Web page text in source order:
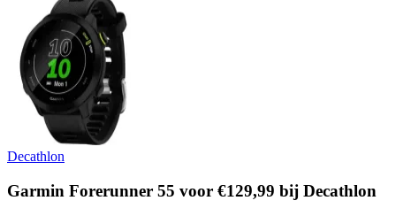
Decathlon
Garmin Forerunner 55 voor €129,99 bij Decathlon